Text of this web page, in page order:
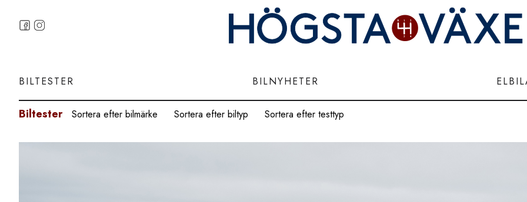
BILTESTER BILNYHETER
Biltester Sortera efter bilmärke Sortera efter biltyp Sortera efter testtyp